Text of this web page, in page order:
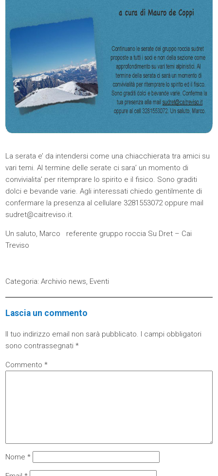
La serata e’ da intendersi come una chiacchierata tra amici su
vari temi. Al termine delle serate ci sara’ un momento di
convivialita’ per ritemprare lo spirito e il fisico. Sono graditi
dolci e bevande varie. Agli interessati chiedo gentilmente di
confermare la presenza al cellulare 3281553072 oppure mail
sudret@caitreviso.it.
Un saluto, Marco referente gruppo roccia Su Dret – Cai
Treviso
Categoria:Archivio news, Eventi
Lascia un commento
Il tuo indirizzo email non sarà pubblicato. I campi obbligatori
sono contrassegnati*
Commento*
Nome*